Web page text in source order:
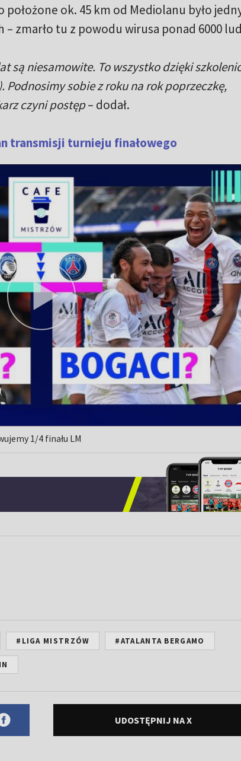
ok. 45 km od Mediolanu było
zmarło tu z powodu wirusa ponad 6000
są niesamowite. To wszystko dzięki
Podnosimy sobie z roku na rok poprzeczkę,
czyni postęp– dodał.
transmisji turnieju finałowego
1/4 finału LM
#LIGA MISTRZÓW #ATALANTA BERGAMO
UDOSTĘPNIJ NA X